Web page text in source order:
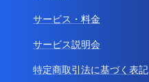
サービス・料金
サービス説明会
特定商取引法に基づく表記